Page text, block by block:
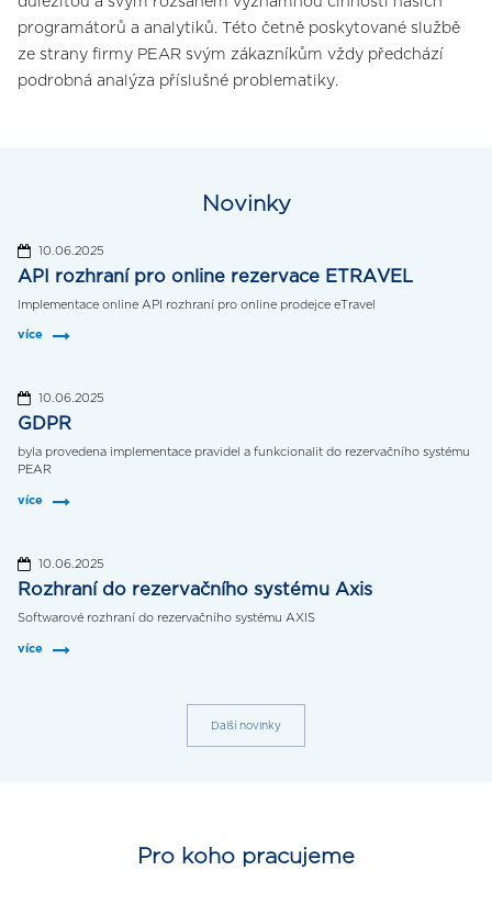
programátorů a analytiků. Této četně poskytované službě
ze strany firmy PEAR svým zákazníkům vždy předchází
podrobná analýza příslušné problematiky.
Novinky
10.06.2025
API rozhraní pro online rezervace ETRAVEL
Implementace online API rozhraní pro online prodejce eTravel
více
10.06.2025
GDPR
byla provedena implementace pravidel a funkcionalit do rezervačního systému
PEAR
více
10.06.2025
Rozhraní do rezervačního systému Axis
Softwarové rozhraní do rezervačního systému AXIS
více
Další novinky
Pro koho pracujeme